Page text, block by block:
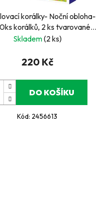
korálky- Noční obloha-
korálků, 2 ks tvarované
destičky
Skladem(2 ks)
220 Kč
DO KOŠÍKU
Kód: 2456613